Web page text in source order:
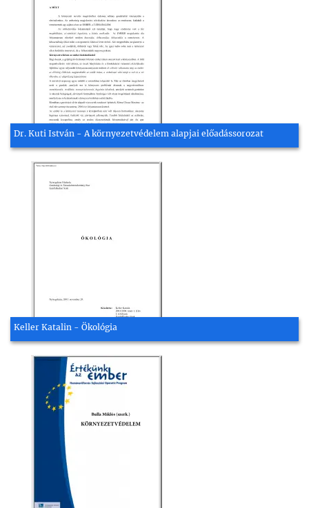
Dr. Kuti István - A környezetvédelem alapjai előadássorozat
Keller Katalin - Ökológia